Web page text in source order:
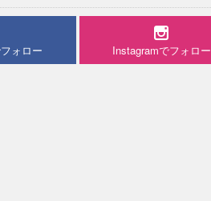
ォロー Instagramでフォロー